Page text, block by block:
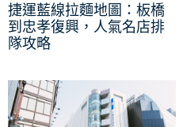
捷運藍線拉麵地圖：板橋
到忠孝復興，人氣名店排
隊攻略